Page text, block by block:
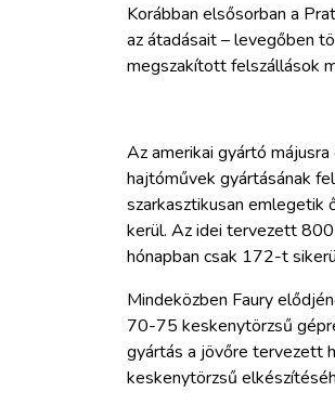
Korábban elsősorban a
az átadásait – levegőben
megszakított felszállások
Az amerikai gyártó
hajtóművek gyártásának
szarkasztikusan emlegetik
kerül. Az idei tervezett
hónapban csak 172-t
Mindeközben Faury
70-75 keskenytörzsű
gyártás a jövőre tervezett
keskenytörzsű